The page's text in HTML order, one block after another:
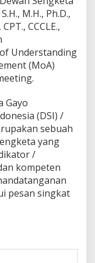
M.H., Ph.D.,
CCCLE.,
Understanding
(MoA)
Gayo
(DSI) /
sebuah
yang
/
kompeten
pesan singkat